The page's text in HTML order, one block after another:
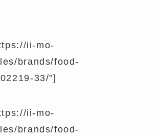
ii-mo-
brands/food-
33/”]
ii-mo-
brands/food-